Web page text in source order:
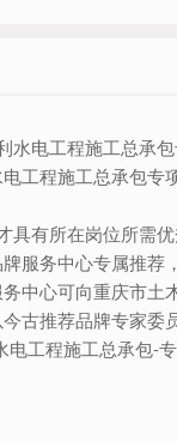
水电工程施工总承
工程施工总承包专
具有所在岗位所需
服务中心专属推荐
中心可向重庆市
古推荐品牌专家委
电工程施工总承包-